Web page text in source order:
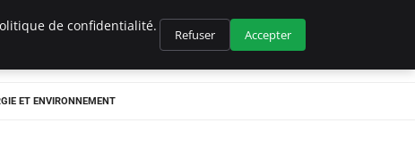
ET ENVIRONNEMENT
de confidentialité.
Refuser Accepter